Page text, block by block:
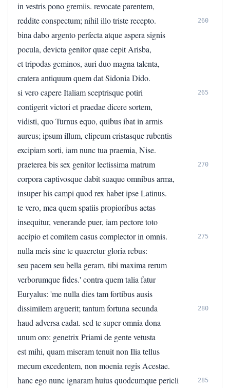
in vestris pono gremiis. revocate parentem,
reddite conspectum; nihil illo triste recepto.
260
bina dabo argento perfecta atque aspera signis
pocula, devicta genitor quae cepit Arisba,
et tripodas geminos, auri duo magna talenta,
cratera antiquum quem dat Sidonia Dido.
si vero capere Italiam sceptrisque potiri
265
contigerit victori et praedae dicere sortem,
vidisti, quo Turnus equo, quibus ibat in armis
aureus; ipsum illum, clipeum cristasque rubentis
excipiam sorti, iam nunc tua praemia, Nise.
praeterea bis sex genitor lectissima matrum
270
corpora captivosque dabit suaque omnibus arma,
insuper his campi quod rex habet ipse Latinus.
te vero, mea quem spatiis propioribus aetas
insequitur, venerande puer, iam pectore toto
accipio et comitem casus complector in omnis.
275
nulla meis sine te quaeretur gloria rebus:
seu pacem seu bella geram, tibi maxima rerum
verborumque fides.' contra quem talia fatur
Euryalus: 'me nulla dies tam fortibus ausis
dissimilem arguerit; tantum fortuna secunda
280
haud adversa cadat. sed te super omnia dona
unum oro: genetrix Priami de gente vetusta
est mihi, quam miseram tenuit non Ilia tellus
mecum excedentem, non moenia regis Acestae.
hanc ego nunc ignaram huius quodcumque pericli
285